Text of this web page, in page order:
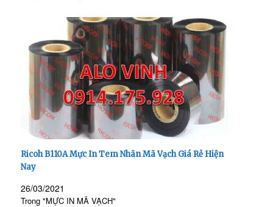
Ricoh B110A Mực In Tem Nhãn Mã Vạch Giá Rẻ Hiện
Nay
26/03/2021
Trong "MỰC IN MÃ VẠCH"